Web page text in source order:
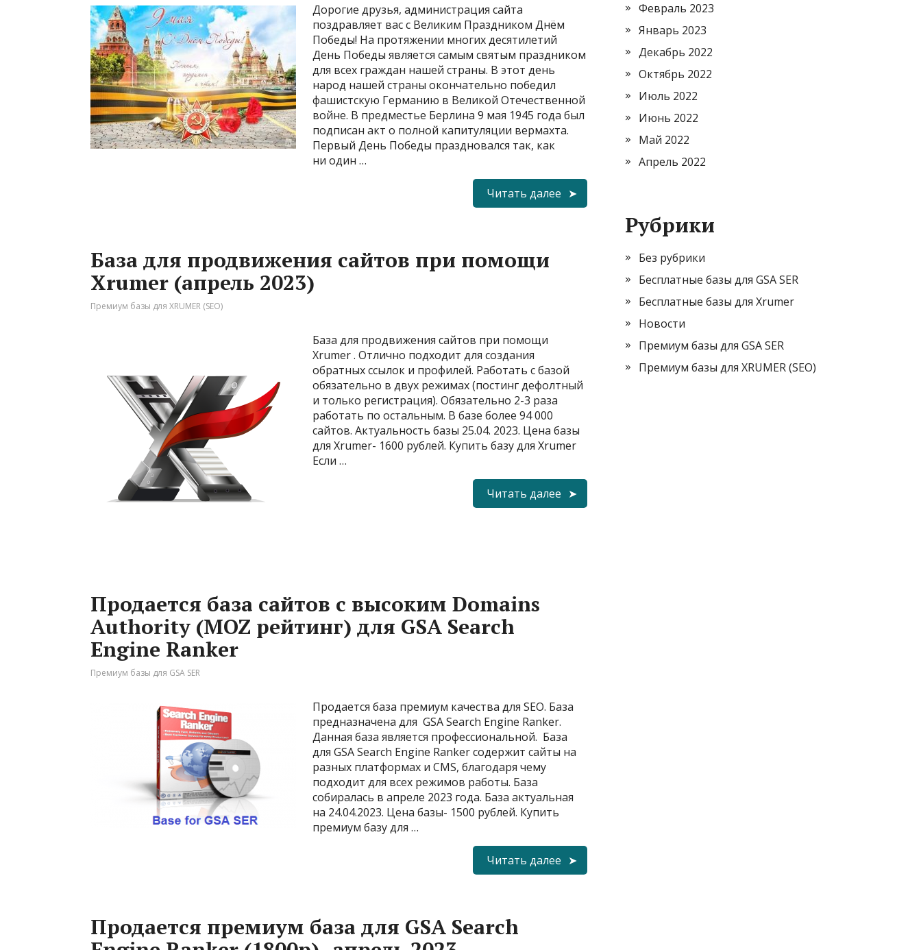
Дорогие друзья, администрация сайта
поздравляет вас с Великим Праздником Днём
Победы! На протяжении многих десятилетий
День Победы является самым святым праздником
для всех граждан нашей страны. В этот день
народ нашей страны окончательно победил
фашистскую Германию в Великой Отечественной
войне. В предместье Берлина 9 мая 1945 года был
подписан акт о полной капитуляции вермахта.
Первый День Победы праздновался так, как
ни один …
Читать далее
База для продвижения сайтов при помощи
Xrumer (апрель 2023)
Премиум базы для XRUMER (SEO)
База для продвижения сайтов при помощи
Xrumer . Отлично подходит для создания
обратных ссылок и профилей. Работать с базой
обязательно в двух режимах (постинг дефолтный
и только регистрация). Обязательно 2-3 раза
работать по остальным. В базе более 94 000
сайтов. Актуальность базы 25.04. 2023. Цена базы
для Xrumer- 1600 рублей. Купить базу для Xrumer
Если …
Читать далее
Продается база сайтов с высоким Domains
Authority (MOZ рейтинг) для GSA Search
Engine Ranker
Премиум базы для GSA SER
Продается база премиум качества для SEO. База
предназначена для GSA Search Engine Ranker.
Данная база является профессиональной. База
для GSA Search Engine Ranker содержит сайты на
разных платформах и CMS, благодаря чему
подходит для всех режимов работы. База
собиралась в апреле 2023 года. База актуальная
на 24.04.2023. Цена базы- 1500 рублей. Купить
премиум базу для …
Читать далее
Продается премиум база для GSA Search
Февраль 2023
Январь 2023
Декабрь 2022
Октябрь 2022
Июль 2022
Июнь 2022
Май 2022
Апрель 2022
Рубрики
Без рубрики
Бесплатные базы для GSA SER
Бесплатные базы для Xrumer
Новости
Премиум базы для GSA SER
Премиум базы для XRUMER (SEO)